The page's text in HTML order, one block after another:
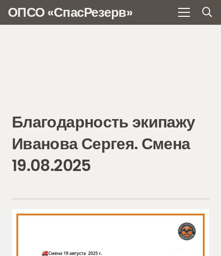
ОПСО «СпасРезерв»
Благодарность экипажу
Иванова Сергея. Смена
19.08.2025